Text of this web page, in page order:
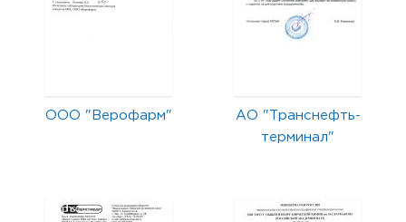
ООО "Верофарм"
АО "Транснефть-
терминал"